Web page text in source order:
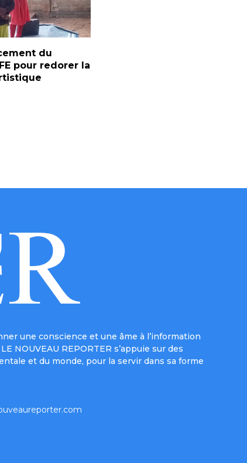
du
pour redorer la
une conscience et une âme à l’information
NOUVEAU REPORTER s’appuie sur des
et du monde, pour la servir dans sa forme